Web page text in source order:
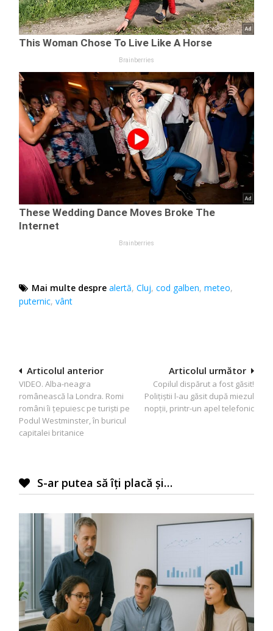
Mai multe despre alertă,Cluj,cod galben,meteo,
puternic,vânt
Navigare
în
articole
Articolul următor
Copilul dispărut a fost găsit!
Polițiștii l-au găsit după miezul
nopții, printr-un apel telefonic
Articolul anterior
VIDEO. Alba-neagra
românească la Londra. Romi
români îi ţepuiesc pe turişti pe
Podul Westminster, în buricul
capitalei britanice
S-ar putea să îți placă și…